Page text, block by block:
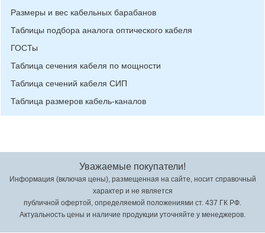
Размеры и вес кабельных барабанов
Таблицы подбора аналога оптического кабеля
ГОСТы
Таблица сечения кабеля по мощности
Таблица сечений кабеля СИП
Таблица размеров кабель-каналов
Уважаемые покупатели!
Информация (включая цены), размещенная на сайте, носит справочный
характер и не является
публичной офертой, определяемой положениями ст. 437 ГК РФ.
Актуальность цены и наличие продукции уточняйте у менеджеров.